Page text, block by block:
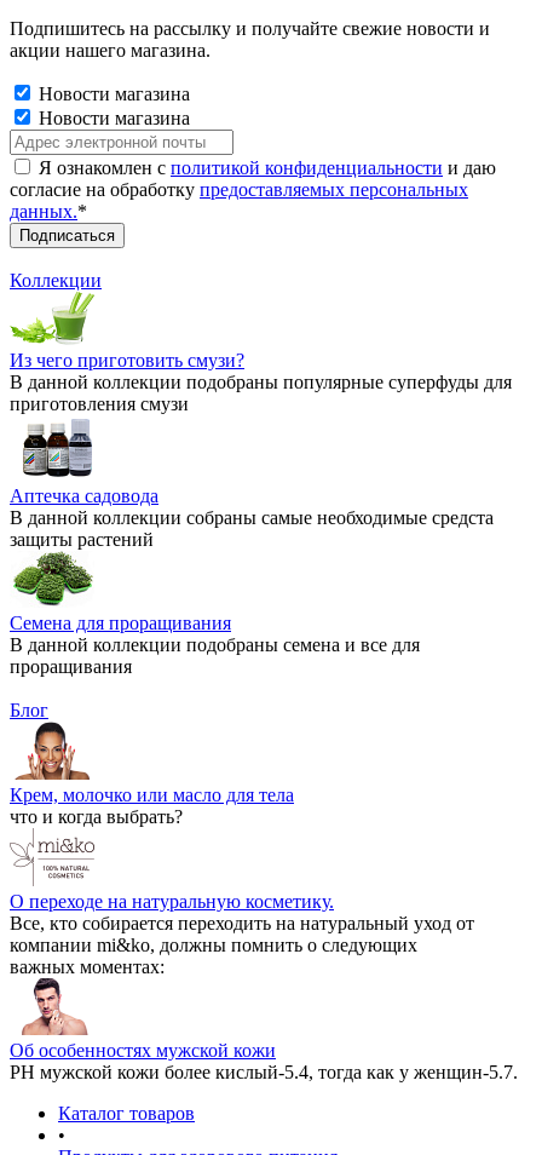
Подпишитесь на рассылку и получайте свежие новости и
акции нашего магазина.
Новости магазина
Новости магазина
Я ознакомлен с политикой конфиденциальности и даю
согласие на обработку предоставляемых персональных
данных.*
Коллекции
Из чего приготовить смузи?
В данной коллекции подобраны популярные суперфуды для
приготовления смузи
Аптечка садовода
В данной коллекции собраны самые необходимые средста
защиты растений
Семена для проращивания
В данной коллекции подобраны семена и все для
проращивания
Блог
Крем, молочко или масло для тела
что и когда выбрать?
О переходе на натуральную косметику.
Все, кто собирается переходить на натуральный уход от
компании mi&ko, должны помнить о следующих
важных моментах:
Об особенностях мужской кожи
РН мужской кожи более кислый-5.4, тогда как у женщин-5.7.
Каталог товаров
•